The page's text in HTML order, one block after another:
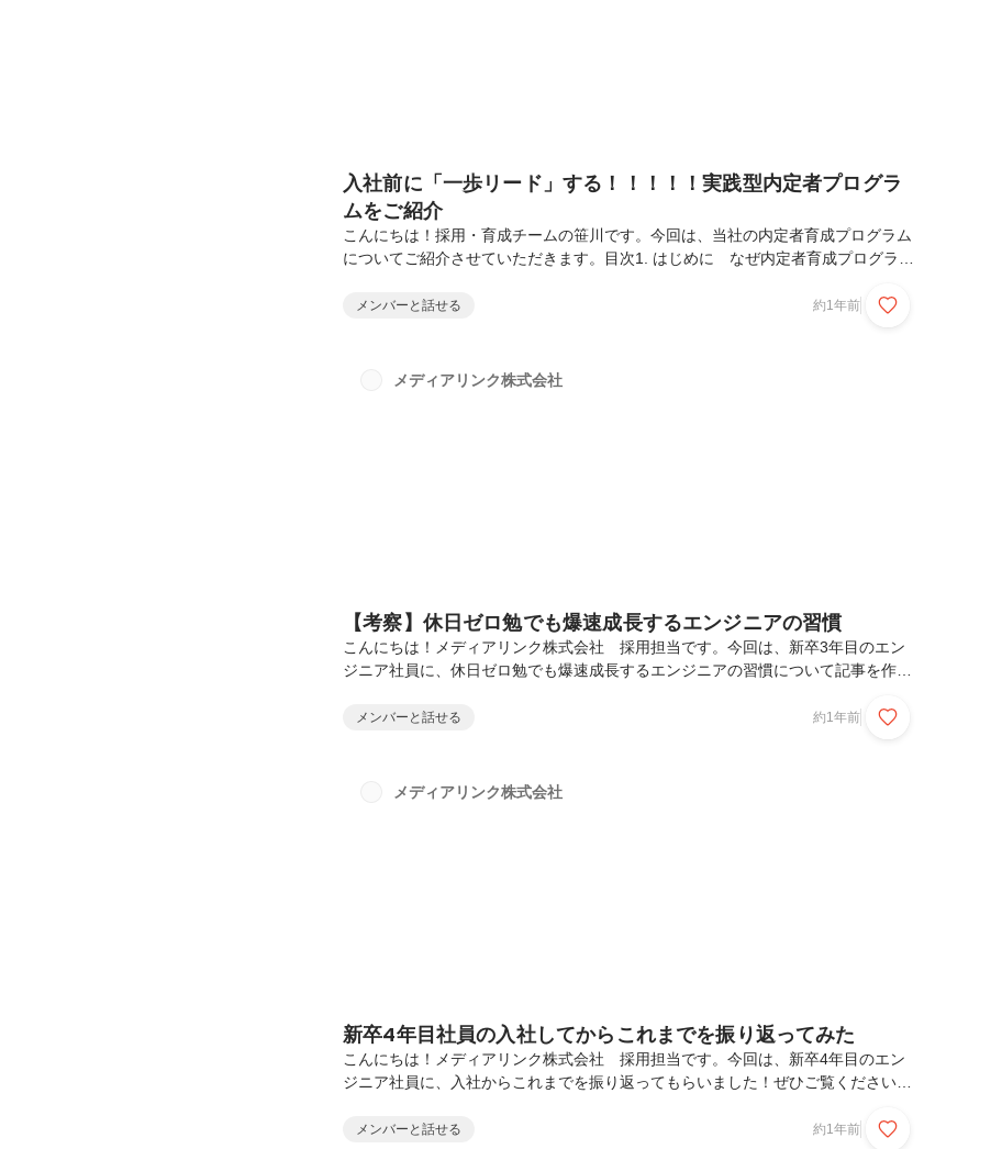
入社前に「一歩リード」する！！！！！実践型内定者プログラ
ムをご紹介
こんにちは！採用・育成チームの笹川です。今回は、当社の内定者育成プログラム
についてご紹介させていただきます。目次1. はじめに なぜ内定者育成プログラム
援が目的であること2. プログラム概要 期間について 実施について3. プログラ
るきっかけとなったのは、内定者との面談でのやりとりでした。内定承諾後、私た
メンバーと話せる 約1年前
メディアリンク株式会社
【考察】休日ゼロ勉でも爆速成長するエンジニアの習慣
こんにちは！メディアリンク株式会社 採用担当です。今回は、新卒3年目のエン
ジニア社員に、休日ゼロ勉でも爆速成長するエンジニアの習慣について記事を作成
提: 休日も勉強しようよエンジニアは技術で飯を食っている心と身体は大切に業務
負1. ハンズオン形式の学習サイトを活用する2. 技術書を読む3. 資格取得に向けた
メンバーと話せる 約1年前
メディアリンク株式会社
新卒4年目社員の入社してからこれまでを振り返ってみた
こんにちは！メディアリンク株式会社 採用担当です。今回は、新卒4年目のエン
ジニア社員に、入社からこれまでを振り返ってもらいました！ぜひご覧ください。
から上流工程そしてPM（プロジェクトマネージャー）まで対応できるようになっ
メンバーと話せる 約1年前